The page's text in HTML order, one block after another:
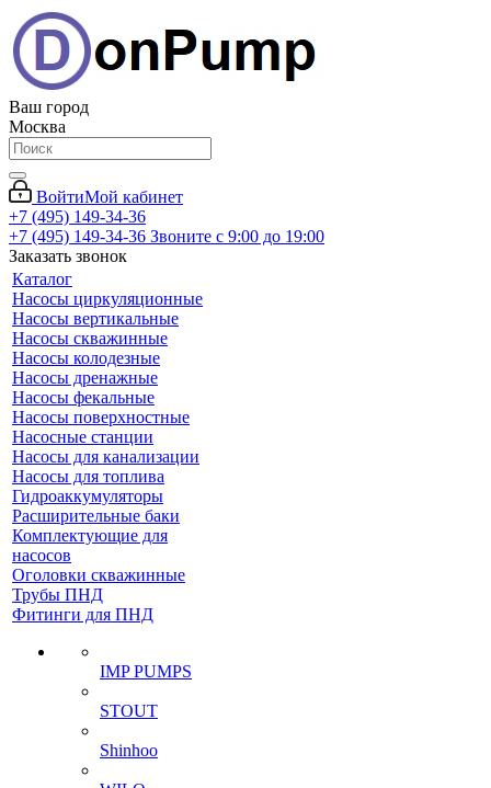
Ваш город
Москва
ВойтиМой кабинет
+7 (495) 149-34-36
+7 (495) 149-34-36 Звоните с 9:00 до 19:00
Заказать звонок
Каталог
Насосы циркуляционные
Насосы вертикальные
Насосы скважинные
Насосы колодезные
Насосы дренажные
Насосы фекальные
Насосы поверхностные
Насосные станции
Насосы для канализации
Насосы для топлива
Гидроаккумуляторы
Расширительные баки
Комплектующие для
насосов
Оголовки скважинные
Трубы ПНД
Фитинги для ПНД
IMP PUMPS
STOUT
Shinhoo